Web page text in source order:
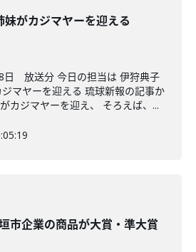
妹がカジマヤーを迎える
放送分 今日の担当は 伊狩典子
マヤーを迎える 琉球新報の記事か
カジマヤーを迎え、 そろえば、...
市企業の商品が大賞・準大賞